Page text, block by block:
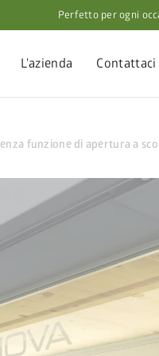
Perfetto per ogni
L'azienda Contattaci
funzione di apertura a